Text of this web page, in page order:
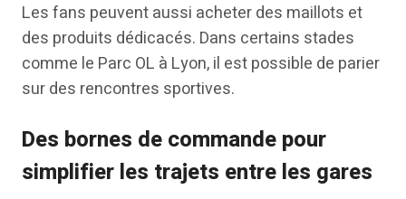
Les fans peuvent aussi acheter des maillots et
des produits dédicacés. Dans certains stades
comme le Parc OL à Lyon, il est possible de parier
sur des rencontres sportives.
Des bornes de commande pour
simplifier les trajets entre les gares